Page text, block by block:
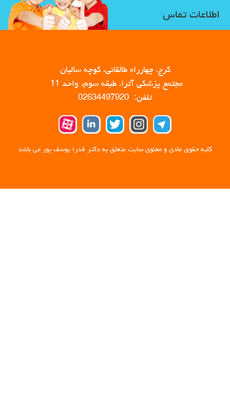
اطلاعات تماس
کرج، چهارراه طالقانی، کوچه سالیان
مجتمع پزشکی آترا، طبقه سوم، واحد 11
تلفن: 02634497920
کلیه حقوق مادی و معنوی سایت متعلق به دکتر فدرا یوسف پور می باشد